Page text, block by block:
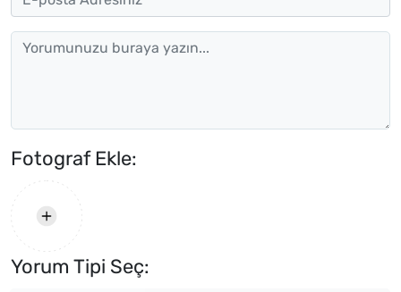
Fotograf Ekle:
Yorum Tipi Seç: